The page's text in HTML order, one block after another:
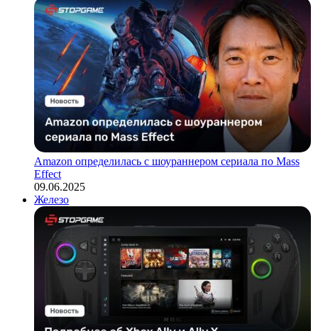
Amazon определилась с шоураннером сериала по Mass
Effect
09.06.2025
Железо